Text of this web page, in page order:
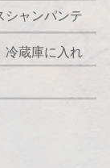
ャンパンテ
冷蔵庫に入れ